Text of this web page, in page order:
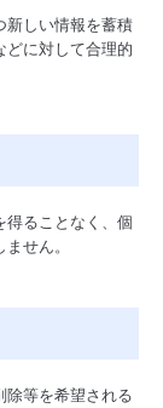
新しい情報を蓄積
どに対して合理的
得ることなく、個
せん。
除等を希望される